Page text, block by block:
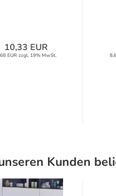
10,33 EUR
EUR zzgl. 19% MwSt.
Kunden